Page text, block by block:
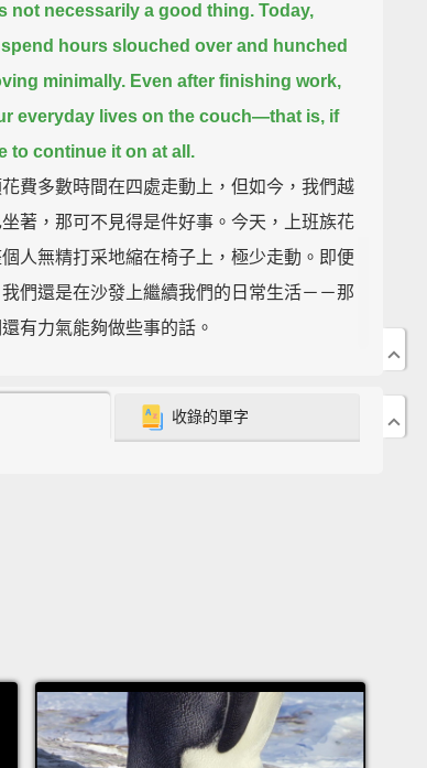
not necessarily a good thing. Today,
hours slouched over and hunched
minimally. Even after finishing work,
everyday lives on the couch—that is, if
to continue it on at all.
費多數時間在四處走動上，但如今，我們越
著，那可不見得是件好事。今天，上班族花
個人無精打采地縮在椅子上，極少走動。即便
們還是在沙發上繼續我們的日常生活－－那
有力氣能夠做些事的話。
problems caused by unhealthy postures,
人相比。事實上，近期一篇醫療期刊研究指
著的人，死於心臟病的可能性多出百分之五
收錄的單字